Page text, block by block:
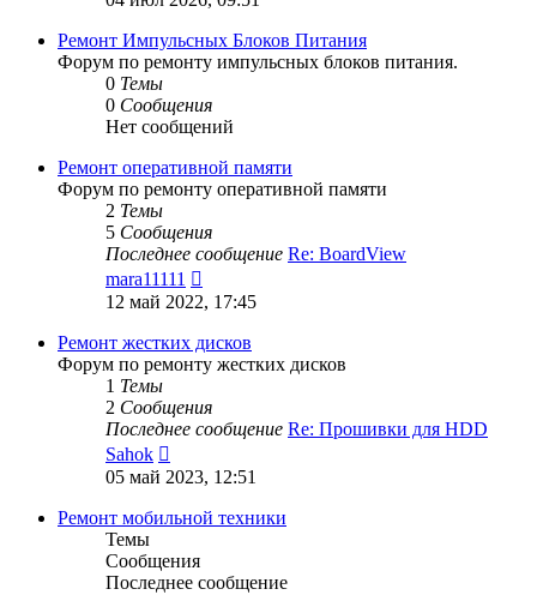
сообщению
Ремонт Импульсных Блоков Питания
Форум по ремонту импульсных блоков питания.
0 Темы
0 Сообщения
Нет сообщений
Ремонт оперативной памяти
Форум по ремонту оперативной памяти
2 Темы
5 Сообщения
Последнее сообщение Re: BoardView
mara11111
к
сообщению
12 май 2022, 17:45
Ремонт жестких дисков
Форум по ремонту жестких дисков
1 Темы
2 Сообщения
Последнее сообщение Re: Прошивки для HDD
Sahok
к
сообщению
05 май 2023, 12:51
Ремонт мобильной техники
Темы
Сообщения
Последнее сообщение